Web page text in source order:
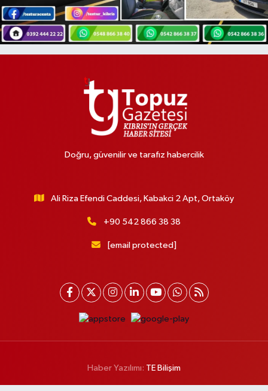
Doğru, güvenilir ve tarafız habercilik
Ali Riza Efendi Caddesi, Kabakci 2 Apt, Ortaköy
+90 542 866 38 38
[email protected]
Haber Yazılımı: TE Bilişim